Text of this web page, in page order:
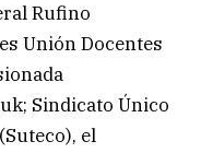
Rufino
Unión Docentes
Sindicato Único
el